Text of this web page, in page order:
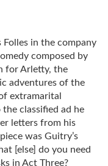
in the company
composed by
for Arletty, the
adventures of the
extramarital
classified ad he
letters from his
was Guitry’s
[else] do you need
in Act Three?